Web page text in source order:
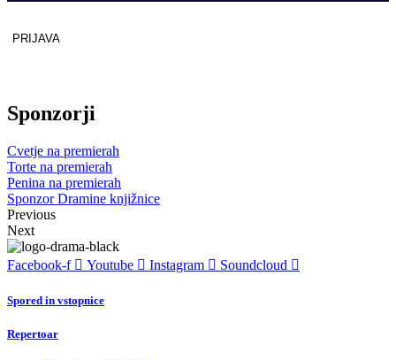
PRIJAVA
Sponzorji
Cvetje na premierah
Torte na premierah
Penina na premierah
Sponzor Dramine knjižnice
Previous
Next
Facebook-f Youtube Instagram Soundcloud
Spored in vstopnice
Repertoar